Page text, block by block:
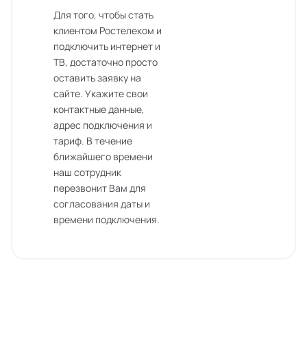
Для того, чтобы стать
клиентом Ростелеком и
подключить интернет и
ТВ, достаточно просто
оставить заявку на
сайте. Укажите свои
контактные данные,
адрес подключения и
тариф. В течение
ближайшего времени
наш сотрудник
перезвонит Вам для
согласования даты и
времени подключения.